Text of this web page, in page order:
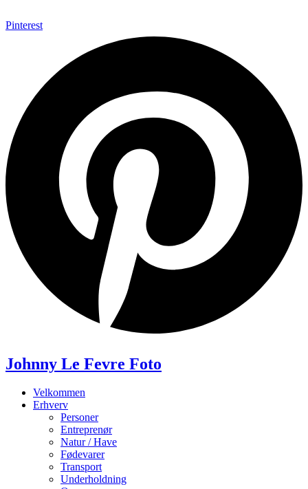
Pinterest
Johnny Le Fevre Foto
Velkommen
Erhverv
Personer
Entreprenør
Natur / Have
Fødevarer
Transport
Underholdning